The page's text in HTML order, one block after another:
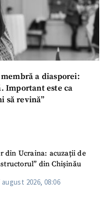
a diasporei:
Important este ca
să revină”
din Ucraina: acuzații de
din Chișinău
august 2026, 08:06